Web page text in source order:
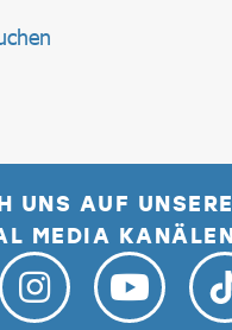
UNS AUF
MEDIA